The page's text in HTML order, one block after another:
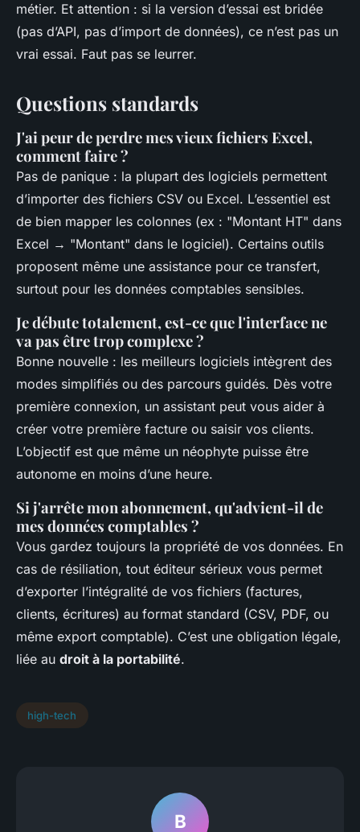
métier. Et attention : si la version d’essai est bridée
(pas d’API, pas d’import de données), ce n’est pas un
vrai essai. Faut pas se leurrer.
Questions standards
J'ai peur de perdre mes vieux fichiers Excel,
comment faire ?
Pas de panique : la plupart des logiciels permettent
d’importer des fichiers CSV ou Excel. L’essentiel est
de bien mapper les colonnes (ex : "Montant HT" dans
Excel → "Montant" dans le logiciel). Certains outils
proposent même une assistance pour ce transfert,
surtout pour les données comptables sensibles.
Je débute totalement, est-ce que l'interface ne
va pas être trop complexe ?
Bonne nouvelle : les meilleurs logiciels intègrent des
modes simplifiés ou des parcours guidés. Dès votre
première connexion, un assistant peut vous aider à
créer votre première facture ou saisir vos clients.
L’objectif est que même un néophyte puisse être
autonome en moins d’une heure.
Si j'arrête mon abonnement, qu'advient-il de
mes données comptables ?
Vous gardez toujours la propriété de vos données. En
cas de résiliation, tout éditeur sérieux vous permet
d’exporter l’intégralité de vos fichiers (factures,
clients, écritures) au format standard (CSV, PDF, ou
même export comptable). C’est une obligation légale,
liée au droit à la portabilité.
high-tech
B